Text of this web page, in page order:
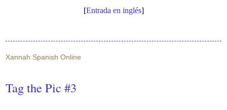
[Entrada en inglés]
Xannah Spanish Online
Tag the Pic #3